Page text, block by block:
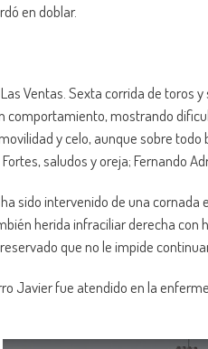
en doblar.
Ventas. Sexta corrida de toros
comportamiento, mostrando
y celo, aunque sobre
saludos y oreja; Fernando
sido intervenido de una
herida infraciliar derecha con
que no le impide
Javier fue atendido en la